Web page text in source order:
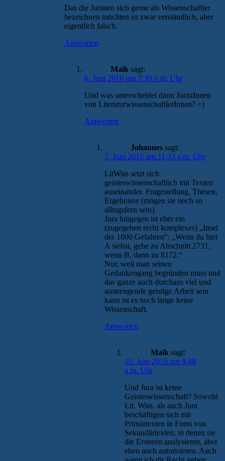
Das die Juristen sich gerne als Wissenschaftler
bezeichnen möchten ist zwar verständlich, aber
eigentlich falsch.
Antworten
Maik sagt:
6. Juni 2016 um 7:39 p.m. Uhr
Und was unterscheidet dann JuristInnen
von LiteraturwissenschaftlerInnen? =)
Antworten
Johannes sagt:
7. Juni 2016 um 11:33 a.m. Uhr
LitWiss setzt sich
geisteswissenschaftlich mit Texten
auseinander. Fragestellung, Thesen,
Ergebnisse (mögen sie noch so
alltagsfern sein).
Jura hingegen ist eher ein
(zugegeben recht komplexes) „Insel
der 1000 Gefahren“: „Wenn du hier
A siehst, gehe zu Abschnitt 2731,
wenn B, dann zu 8172.“
Nur, weil man seinen
Gedankengang begründen muss und
das ganze auch durchaus viel und
anstrengende geistige Arbeit sein
kann ist es noch lange keine
Wissenschaft.
Antworten
Maik sagt:
10. Juni 2016 um 8:48
a.m. Uhr
Und Jura ist keine
Geisteswissenschaft? Sowohl
Lit. Wiss. als auch Jura
beschäftigen sich mit
Primärtexten in Form von
Sekundärtexten, in denen sie
die Ersteren analysieren, aber
eben auch autorisieren. Auch